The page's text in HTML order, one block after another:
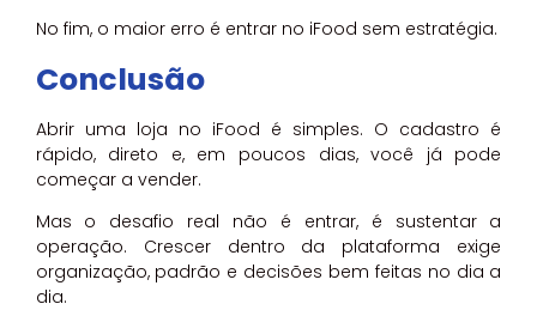
No fim, o maior erro é entrar no iFood sem estratégia.
Conclusão
Abrir uma loja no iFood é simples. O cadastro é
rápido, direto e, em poucos dias, você já pode
começar a vender.
Mas o desafio real não é entrar, é sustentar a
operação. Crescer dentro da plataforma exige
organização, padrão e decisões bem feitas no dia a
dia.